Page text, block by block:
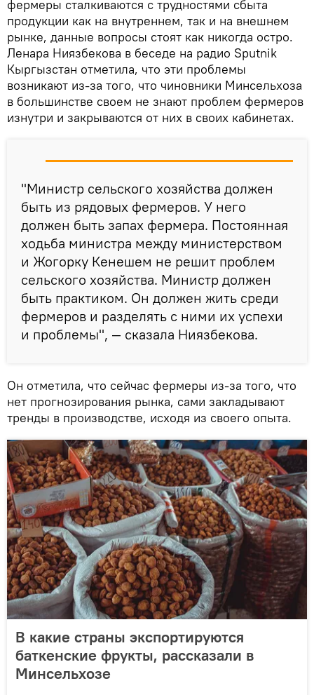
фермеры сталкиваются с трудностями сбыта
продукции как на внутреннем, так и на внешнем
рынке, данные вопросы стоят как никогда остро.
Ленара Ниязбекова в беседе на радио Sputnik
Кыргызстан отметила, что эти проблемы
возникают из-за того, что чиновники Минсельхоза
в большинстве своем не знают проблем фермеров
изнутри и закрываются от них в своих кабинетах.
"Министр сельского хозяйства должен
быть из рядовых фермеров. У него
должен быть запах фермера. Постоянная
ходьба министра между министерством
и Жогорку Кенешем не решит проблем
сельского хозяйства. Министр должен
быть практиком. Он должен жить среди
фермеров и разделять с ними их успехи
и проблемы", — сказала Ниязбекова.
Он отметила, что сейчас фермеры из-за того, что
нет прогнозирования рынка, сами закладывают
тренды в производстве, исходя из своего опыта.
В какие страны экспортируются
баткенские фрукты, рассказали в
Минсельхозе